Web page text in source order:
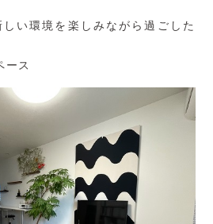
い環境を楽しみながら過ごした
ース